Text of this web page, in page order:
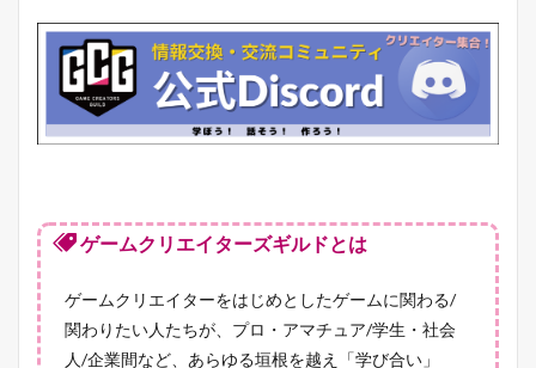
ゲームクリエイターズギルドとは
ゲームクリエイターをはじめとしたゲームに関わる/
関わりたい人たちが、プロ・アマチュア/学生・社会
人/企業間など、あらゆる垣根を越え「学び合い」